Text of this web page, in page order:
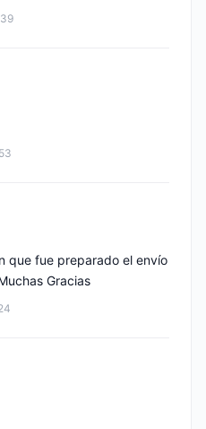
que fue preparado el envío
Gracias